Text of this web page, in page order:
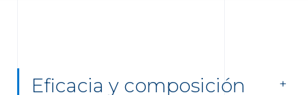
Eficacia y composición